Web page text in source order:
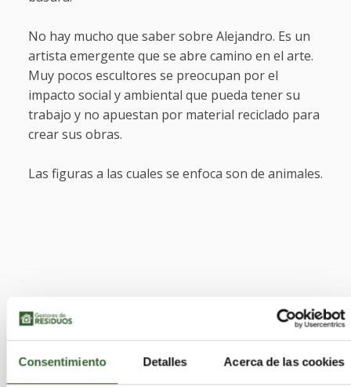
Consentimiento Detalles Acerca de las cookies
No hay mucho que saber sobre Alejandro. Es un
artista emergente que se abre camino en el arte.
Muy pocos escultores se preocupan por el
impacto social y ambiental que pueda tener su
trabajo y no apuestan por material reciclado para
crear sus obras.
Las figuras a las cuales se enfoca son de animales.